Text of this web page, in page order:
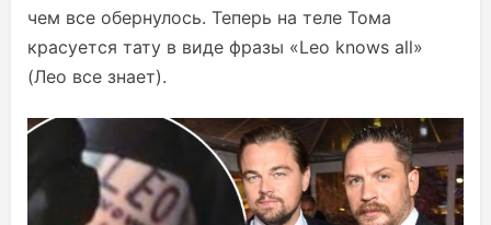
чем все обернулось. Теперь на теле Тома
красуется тату в виде фразы «Leo knows all»
(Лео все знает).